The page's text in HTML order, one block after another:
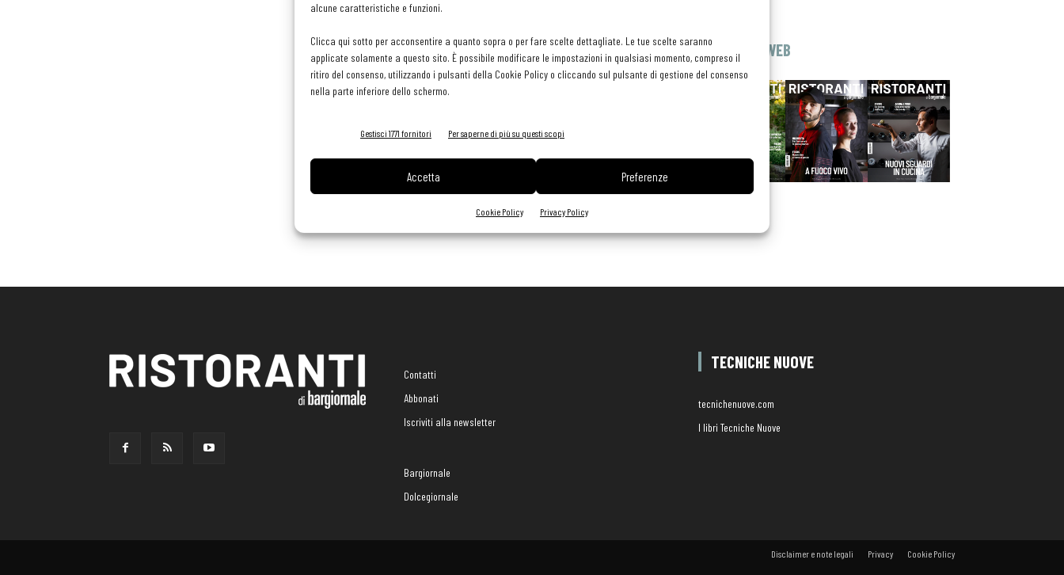
alcune caratteristiche e funzioni.
Clicca qui sotto per acconsentire a quanto sopra o per fare scelte dettagliate. Le tue scelte saranno
applicate solamente a questo sito. È possibile modificare le impostazioni in qualsiasi momento, compreso il
ritiro del consenso, utilizzando i pulsanti della Cookie Policy o cliccando sul pulsante di gestione del consenso
nella parte inferiore dello schermo.
Gestisci 1771 fornitori Per saperne di più su questi scopi
Accetta Preferenze
Cookie Policy Privacy Policy
EDICOLA WEB
Contatti
Abbonati
Iscriviti alla newsletter
Bargiornale
Dolcegiornale
TECNICHE NUOVE
tecnichenuove.com
I libri Tecniche Nuove
Disclaimer e note legali Privacy Cookie Policy